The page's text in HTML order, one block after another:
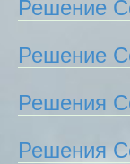
Решение
Решение
Решения
Решения